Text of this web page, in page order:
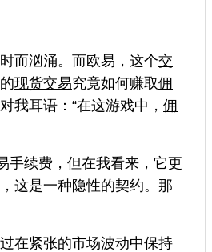
而汹涌。而欧易，这个交
现货交易究竟如何赚取佣
我耳语：“在这游戏中， 佣
手续费，但在我看来，它更
这是一种隐性的契约。那
在紧张的市场波动中保持